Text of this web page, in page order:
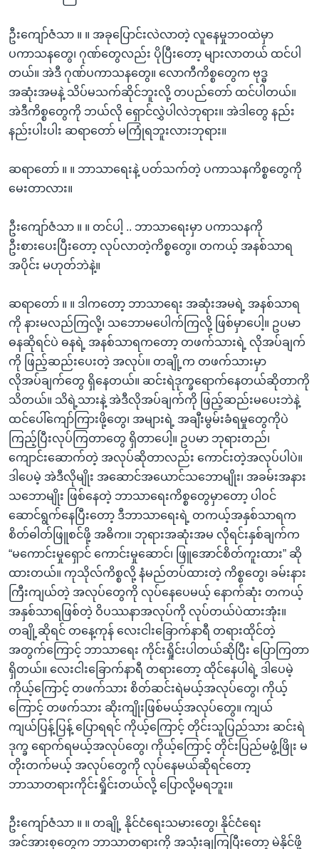
ဦးကျော်ဇံသာ ။ ။ အခုပြောင်းလဲလာတဲ့ လူနေမှုဘဝထဲမှာ
ပကာသနတွေ၊ ဂုဏ်တွေလည်း ပိုပြီးတော့ များလာတယ် ထင်ပါ
တယ်။ အဲဒီ ဂုဏ်ပကာသနတွေ။ လောကီကိစ္စတွေက ဗုဒ္ဓ
အဆုံးအမနဲ့ သိပ်မသက်ဆိုင်ဘူးလို့ တပည်တော် ထင်ပါတယ်။
အဲဒီကိစ္စတွေကို ဘယ်လို ရှောင်လွှဲပါလဲဘုရား။ အဲဒါတွေ နည်း
နည်းပါးပါး ဆရာတော် မကြုံရဘူးလားဘုရား။
ဆရာတော် ။ ။ ဘာသာရေးနဲ့ ပတ်သက်တဲ့ ပကာသနကိစ္စတွေကို
မေးတာလား။
ဦးကျော်ဇံသာ ။ ။ တင်ပါ့ .. ဘာသာရေးမှာ ပကာသနကို
ဦးစားပေးပြီးတော့ လုပ်လာတဲ့ကိစ္စတွေ။ တကယ့် အနစ်သာရ
အပိုင်း မဟုတ်ဘဲနဲ့။
ဆရာတော် ။ ။ ဒါကတော့ ဘာသာရေး အဆုံးအမရဲ့ အနစ်သာရ
ကို နားမလည်ကြလို့၊ သဘောမပေါက်ကြလို့ ဖြစ်မှာပေါ့။ ဥပမာ
ဓနဆိုရင်ပဲ ဓနရဲ့ အနစ်သာရကတော့ တဖက်သားရဲ့ လိုအပ်ချက်
ကို ဖြည့်ဆည်းပေးတဲ့ အလုပ်။ တချို့က တဖက်သားမှာ
လိုအပ်ချက်တွေ ရှိနေတယ်။ ဆင်းရဲဒုက္ခရောက်နေတယ်ဆိုတာကို
သိတယ်။ သိရဲ့သားနဲ့ အဲဒီလိုအပ်ချက်ကို ဖြည့်ဆည်းမပေးဘဲနဲ့
ထင်ပေါ်ကျော်ကြားဖို့တွေ၊ အများရဲ့ အချီးမွမ်းခံရမှုတွေကိုပဲ
ကြည့်ပြီးလုပ်ကြတာတွေ ရှိတာပေါ့။ ဥပမာ ဘုရားတည်၊
ကျောင်းဆောက်တဲ့ အလုပ်ဆိုတာလည်း ကောင်းတဲ့အလုပ်ပါပဲ။
ဒါပေမဲ့ အဲဒီလိုမျိုး အဆောင်အယောင်သဘောမျိုး၊ အခမ်းအနား
သဘောမျိုး ဖြစ်နေတဲ့ ဘာသာရေးကိစ္စတွေမှာတော့ ပါဝင်
ဆောင်ရွက်နေပြီးတော့ ဒီဘာသာရေးရဲ့ တကယ့်အနှစ်သာရက
စိတ်ဓါတ်ဖြူစင်ဖို့ အဓိက။ ဘုရားအဆုံးအမ လိုရင်းနှစ်ချက်က
“မကောင်းမှုရှောင် ကောင်းမှုဆောင်၊ ဖြူအောင်စိတ်ကူးထား” ဆို
ထားတယ်။ ကုသိုလ်ကိစ္စလို့ နံမည်တပ်ထားတဲ့ ကိစ္စတွေ၊ ခမ်းနား
ကြီးကျယ်တဲ့ အလုပ်တွေကို လုပ်နေပေမယ့် နောက်ဆုံး တကယ့်
အနှစ်သာရဖြစ်တဲ့ ဝိပဿနာအလုပ်ကို လုပ်တယ်ပဲထားအုံး။
တချို့ဆိုရင် တနေ့ကုန် လေးငါးခြောက်နာရီ တရားထိုင်တဲ့
အတွက်ကြောင့် ဘာသာရေး ကိုင်းရှိုင်းပါတယ်ဆိုပြီး ပြောကြတာ
ရှိတယ်။ လေးငါးခြောက်နာရီ တရားတော့ ထိုင်နေပါရဲ့ ဒါပေမဲ့
ကိုယ့်ကြောင့် တဖက်သား စိတ်ဆင်းရဲမယ့်အလုပ်တွေ၊ ကိုယ့်
ကြောင့် တဖက်သား ဆိုးကျိုးဖြစ်မယ့်အလုပ်တွေ။ ကျယ်
ကျယ်ပြန့်ပြန့် ပြောရရင် ကိုယ့်ကြောင့် တိုင်းသူပြည်သား ဆင်းရဲ
ဒုက္ခ ရောက်ရမယ့်အလုပ်တွေ၊ ကိုယ့်ကြောင့် တိုင်းပြည်မဖွံ့ဖြိုး မ
တိုးတက်မယ့် အလုပ်တွေကို လုပ်နေမယ်ဆိုရင်တော့
ဘာသာတရားကိုင်းရှိုင်းတယ်လို့ ပြောလို့မရဘူး။
ဦးကျော်ဇံသာ ။ ။ တချို့ နိုင်ငံရေးသမားတွေ၊ နိုင်ငံရေး
အင်အားစုတွေက ဘာသာတရားကို အသုံးချကြပြီးတော့ မဲနိုင်ဖို့